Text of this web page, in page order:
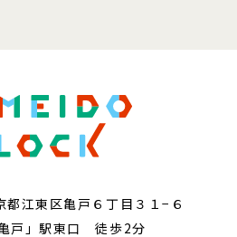
江東区亀戸６丁目３１−６
戸」駅東口 徒歩2分